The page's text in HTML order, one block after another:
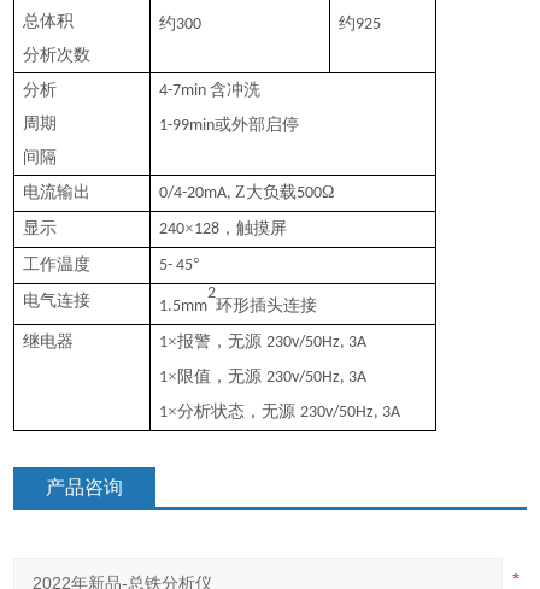
总体积
分析次数
约300
约925
分析
周期
间隔
4-7min含冲洗
1-99min或外部启停
电流输出 0/4-20mA,Z大负载500Ω
显示
240×128 ，触摸屏
工作温度
5- 45°
电气连接
1.5mm
2
环形插头连接
继电器
1×报警，无源230v/50Hz, 3A
1×限值，无源230v/50Hz, 3A
1×分析状态，无源230v/50Hz, 3A
产品咨询